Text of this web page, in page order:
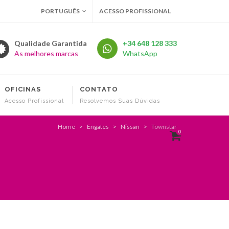
PORTUGUÊS ACESSO PROFISSIONAL
Qualidade Garantida
As melhores marcas
+34 648 128 333
WhatsApp
OFICINAS
Acesso Profissional
CONTATO
Resolvemos Suas Dúvidas
0
Home Engates Nissan Townstar